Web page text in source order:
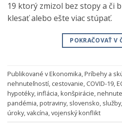
19 ktorý zmizol bez stopy a či
klesať alebo ešte viac stúpať.
POKRAČOVAŤ V
Publikované vEkonomika,Príbehy a
nehnuteľností, cestovanie, COVID-19,
hypotéky,inflácia,konšpirácie,
pandémia,potraviny, slovensko, služby,
úroky,vakcína,vojenský konflikt